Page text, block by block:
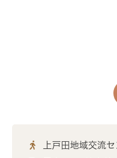
上戸田地域交流